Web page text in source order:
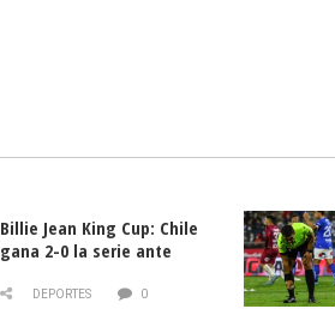
Billie Jean King Cup: Chile
gana 2-0 la serie ante
DEPORTES 0